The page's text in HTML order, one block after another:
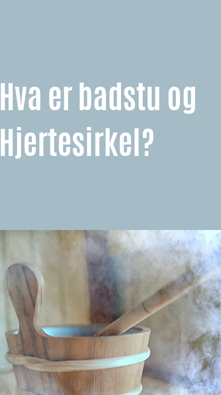
Hva er badstu og
Hjertesirkel?